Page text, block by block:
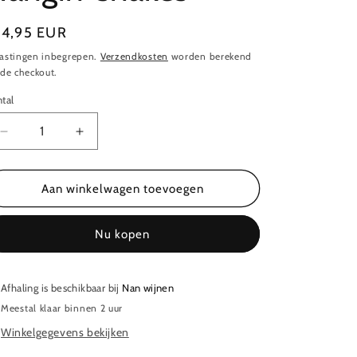
EUR
inbegrepen. Verzendkosten worden berekend
checkout.
Aantal
verlagen
voor
Langmeil
Shiraz
Aantal
verhogen
voor
Langmeil
Shiraz
snakes
Aan winkelwagen toevoegen
Nu kopen
Afhaling is beschikbaar bij Nan wijnen
Meestal klaar binnen 2 uur
Winkelgegevens bekijken